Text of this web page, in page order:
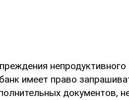
имеет право
документов,